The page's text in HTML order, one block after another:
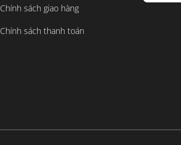
Chính sách giao hàng
Chính sách thanh toán